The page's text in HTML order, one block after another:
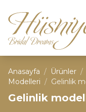
Anasayfa / Ürünler /
Modelleri / Gelinlik
Gelinlik